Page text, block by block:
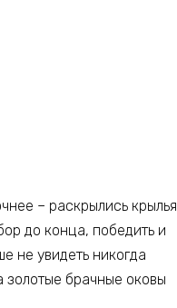
– раскрылись крылья
до конца, победить и
не увидеть никогда
золотые брачные оковы